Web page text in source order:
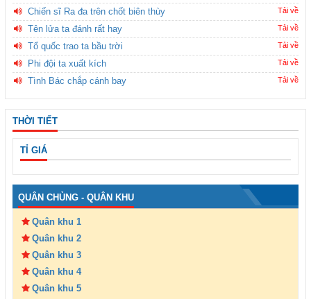
Chiến sĩ Ra đa trên chốt biên thùy Tải về
Tên lửa ta đánh rất hay Tải về
Tổ quốc trao ta bầu trời Tải về
Phi đội ta xuất kích Tải về
Tình Bác chắp cánh bay Tải về
THỜI TIẾT
TỈ GIÁ
QUÂN CHỦNG - QUÂN KHU
Quân khu 1
Quân khu 2
Quân khu 3
Quân khu 4
Quân khu 5